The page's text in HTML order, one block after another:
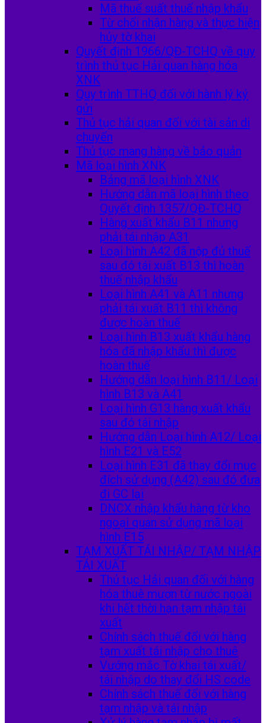
Mã thuế suất thuế nhập khẩu
Từ chối nhận hàng và thực hiện
hủy tờ khai
Quyết định 1966/QĐ-TCHQ về quy
trình thủ tục Hải quan hàng hóa
XNK
Quy trình TTHQ đối với hành lý ký
gửi
Thủ tục hải quan đối với tài sản di
chuyển
Thủ tục mang hàng về bảo quản
Mã loại hình XNK
Bảng mã loại hình XNK
Hướng dẫn mã loại hình theo
Quyết định 1357/QĐ-TCHQ
Hàng xuất khẩu B11 nhưng
phải tái nhập A31
Loại hình A42 đã nộp đủ thuế
sau đó tái xuất B13 thì hoàn
thuế nhập khẩu
Loại hình A41 và A11 nhưng
phải tái xuất B11 thì không
được hoàn thuế
Loại hình B13 xuất khẩu hàng
hóa đã nhập khẩu thì được
hoàn thuế
Hướng dẫn loại hình B11/ Loại
hình B13 và A41
Loại hình G13 hàng xuất khẩu
sau đó tái nhập
Hướng dẫn Loại hình A12/ Loại
hình E21 và E52
Loại hình E31 đã thay đổi mục
đích sử dụng (A42) sau đó đưa
đi GC lại
DNCX nhập khẩu hàng từ kho
ngoại quan sử dụng mã loại
hình E15
TẠM XUẤT TÁI NHẬP/ TẠM NHẬP
TÁI XUẤT
Thủ tục Hải quan đối với hàng
hóa thuê mượn từ nước ngoài
khi hết thời hạn tạm nhập tái
xuất
Chính sách thuế đối với hàng
tạm xuất tái nhập cho thuê
Vướng mắc Tờ khai tái xuất/
tái nhập do thay đổi HS code
Chính sách thuế đối với hàng
tạm nhập và tái nhập